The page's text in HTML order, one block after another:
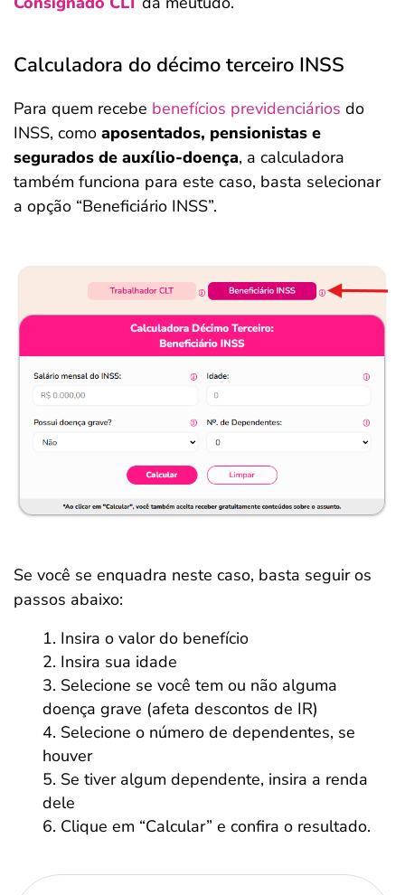
Calculadora do décimo terceiro INSS
Para quem recebe benefícios previdenciários do
INSS, como aposentados, pensionistas e
segurados de auxílio-doença, a calculadora
também funciona para este caso, basta selecionar
a opção “Beneficiário INSS”.
Se você se enquadra neste caso, basta seguir os
passos abaixo:
Insira o valor do benefício
Insira sua idade
Selecione se você tem ou não alguma
doença grave (afeta descontos de IR)
Selecione o número de dependentes, se
houver
Se tiver algum dependente, insira a renda
dele
Clique em “Calcular” e confira o resultado.